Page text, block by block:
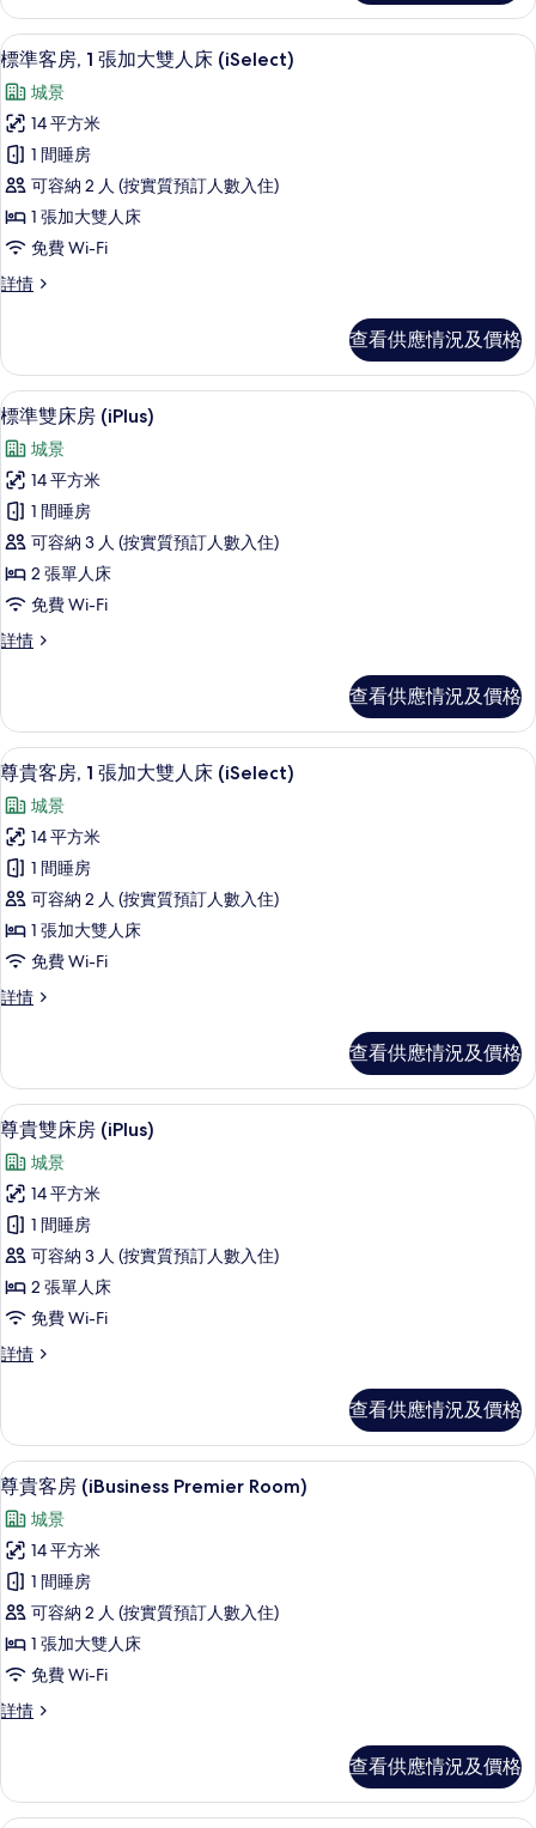
beds)
的
相
片
beds)
詳
情
載
入
所
有
標
準
客
1
加
大
雙
人
床
(iSelect)
的
相
片
房內夾萬、書桌、隔音、熨斗/熨衫板
7
標準客房, 1 張加大雙人床 (iSelect)
城景
14 平方米
1 間睡房
可容納 2 人 (按實質預訂人數入住)
1 張加大雙人床
免費 Wi-Fi
詳情
標
1
張
加
雙
人
床
(iSelect)
詳
情
查看供應情況及價格
載
入
所
有
標
準
雙
房
的
相
片
房內夾萬、書桌、隔音、熨斗/熨衫板
6
標準雙床房 (iPlus)
城景
14 平方米
1 間睡房
可容納 3 人 (按實質預訂人數入住)
2 張單人床
免費 Wi-Fi
詳情
標
房
(iPlus)
詳
情
查看供應情況及價格
載
入
所
有
尊
貴
客
1
加
大
雙
人
床
(iSelect)
的
相
片
房內夾萬、書桌、隔音、熨斗/熨衫板
6
尊貴客房, 1 張加大雙人床 (iSelect)
城景
14 平方米
1 間睡房
可容納 2 人 (按實質預訂人數入住)
1 張加大雙人床
免費 Wi-Fi
詳情
尊
1
張
加
大
雙
人
床
(iSelect)
詳
情
查看供應情況及價格
載
入
所
有
尊
貴
雙
房
的
相
片
房內夾萬、書桌、隔音、熨斗/熨衫板
5
尊貴雙床房 (iPlus)
城景
14 平方米
1 間睡房
可容納 3 人 (按實質預訂人數入住)
2 張單人床
免費 Wi-Fi
詳情
尊
房
(iPlus)
詳
情
查看供應情況及價格
載
入
所
有
尊
貴
客
(iBusiness
的
尊貴客房 (iBusiness Premier Room) |
6
尊貴客房 (iBusiness Premier Room)
城景
14 平方米
1 間睡房
可容納 2 人 (按實質預訂人數入住)
1 張加大雙人床
免費 Wi-Fi
詳情
尊
(iBusiness
Premier
查看供應情況及價格